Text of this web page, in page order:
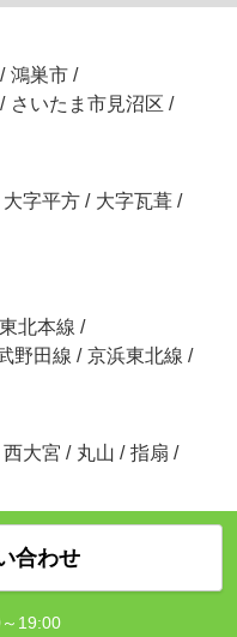
/ 鴻巣市 /
/ さいたま市見沼区 /
大字平方 / 大字瓦葺 /
東北本線 /
野田線 / 京浜東北線 /
西大宮 / 丸山 / 指扇 /
合わせ
19:00